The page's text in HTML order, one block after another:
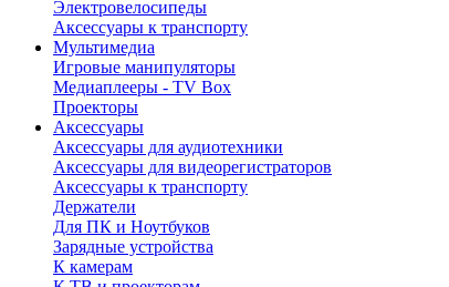
Электровелосипеды
Аксессуары к транспорту
Мультимедиа
Игровые манипуляторы
Медиаплееры - TV Box
Проекторы
Аксессуары
Аксессуары для аудиотехники
Аксессуары для видеорегистраторов
Аксессуары к транспорту
Держатели
Для ПК и Ноутбуков
Зарядные устройства
К камерам